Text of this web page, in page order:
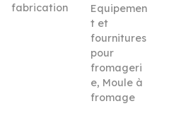
fabrication
Equipemen
t et
fournitures
pour
fromageri
e, Moule à
fromage